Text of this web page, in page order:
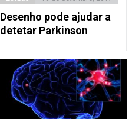
Desenho pode ajudar a
detetar Parkinson